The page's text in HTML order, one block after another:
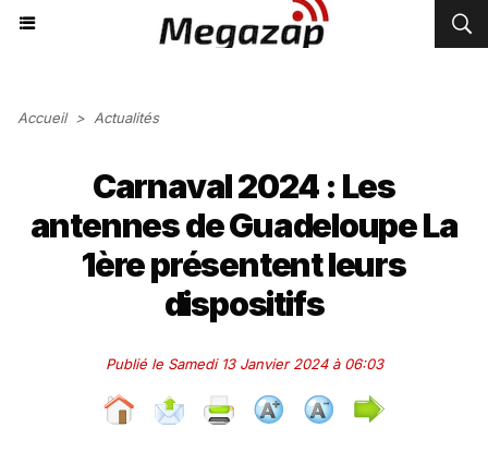
Accueil > Actualités
Carnaval 2024 : Les
antennes de Guadeloupe La
1ère présentent leurs
dispositifs
Publié le Samedi 13 Janvier 2024 à 06:03